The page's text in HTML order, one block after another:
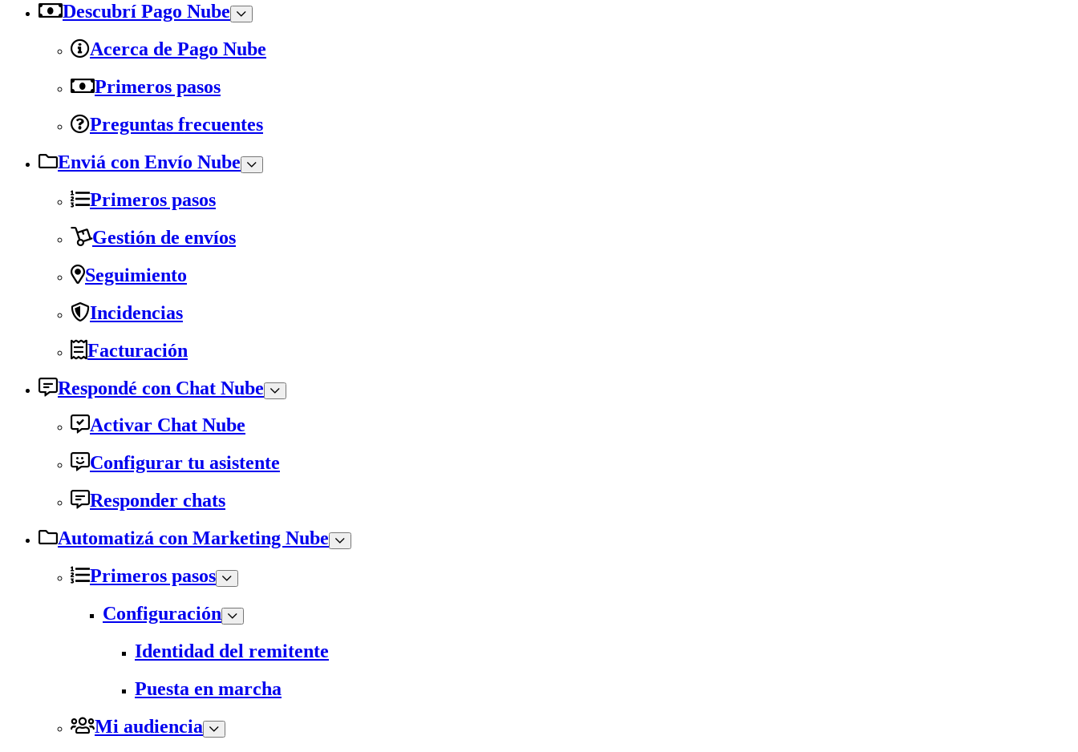
Descubrí Pago Nube
Acerca de Pago Nube
Primeros pasos
Preguntas frecuentes
Enviá con Envío Nube
Primeros pasos
Gestión de envíos
Seguimiento
Incidencias
Facturación
Respondé con Chat Nube
Activar Chat Nube
Configurar tu asistente
Responder chats
Automatizá con Marketing Nube
Primeros pasos
Configuración
Identidad del remitente
Puesta en marcha
Mi audiencia